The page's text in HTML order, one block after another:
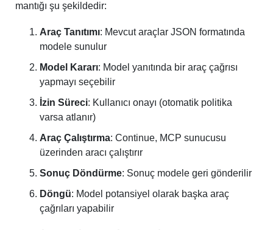
mantığı şu şekildedir:
Araç Tanıtımı: Mevcut araçlar JSON formatında
modele sunulur
Model Kararı: Model yanıtında bir araç çağrısı
yapmayı seçebilir
İzin Süreci: Kullanıcı onayı (otomatik politika
varsa atlanır)
Araç Çalıştırma: Continue, MCP sunucusu
üzerinden aracı çalıştırır
Sonuç Döndürme: Sonuç modele geri gönderilir
Döngü: Model potansiyel olarak başka araç
çağrıları yapabilir